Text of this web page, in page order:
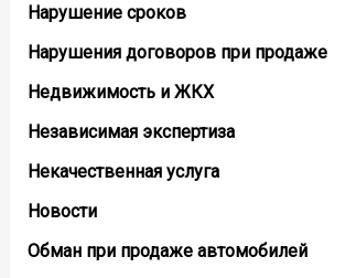
Нарушение сроков
Нарушения договоров при продаже
Недвижимость и ЖКХ
Независимая экспертиза
Некачественная услуга
Новости
Обман при продаже автомобилей